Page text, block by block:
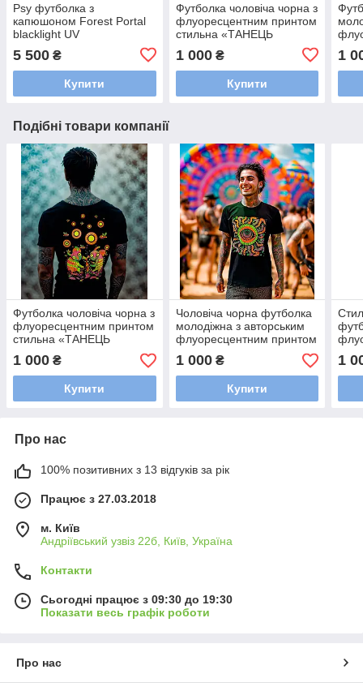
Psy футболка з
капюшоном Forest Portal
blacklight UV
5 500 ₴
Купити
Футболка чоловіча чорна з
флуоресцентним принтом
стильна «ТАНЕЦЬ
Молодіжні чоловічі
футболки
1 000₴
Купити
1
Подібні товари компанії
Футболка чоловіча чорна з
флуоресцентним принтом
стильна «ТАНЕЦЬ
Молодіжні чоловічі
футболки
1 000 ₴
Купити
Чоловіча чорна футболка
молодіжна з авторським
флуоресцентним принтом
«Демон» / Футболки для
чоловіків р. S-XL
1 000₴
Купити
1
Про нас
100% позитивних з 13 відгуків за рік
Працює з 27.03.2018
м. Київ
Андріївський узвіз 22б, Київ, Україна
Контакти
Сьогодні працює з 09:30 до 19:30
Показати весь графік роботи
Про нас